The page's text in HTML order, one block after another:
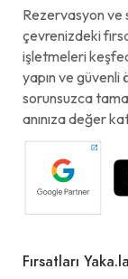
Rezervasyon ve
çevrenizdeki
işletmeleri
yapın ve güvenli
sorunsuzca
anınıza değer
Fırsatları